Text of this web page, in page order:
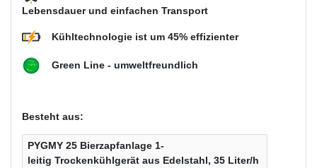
Lebensdauer und einfachen Transport
Kühltechnologie ist um 45% effizienter
Green Line - umweltfreundlich
Besteht aus:
PYGMY 25 Bierzapfanlage 1-
leitig Trockenkühlgerät aus Edelstahl, 35 Liter/h